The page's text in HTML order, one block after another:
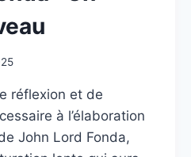
réflexion et de
à l’élaboration
John Lord Fonda,